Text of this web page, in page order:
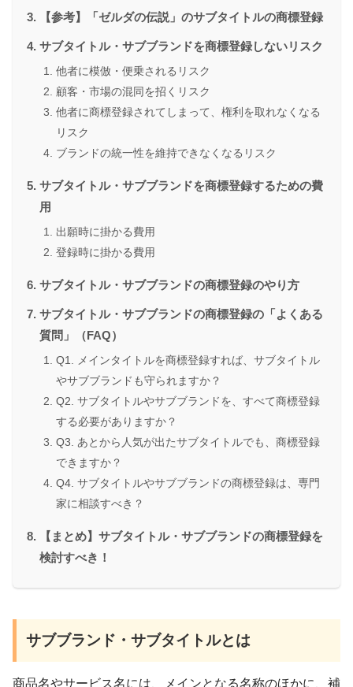
【参考】「ゼルダの伝説」のサブタイトルの商標登録
サブタイトル・サブブランドを商標登録しないリスク
他者に模倣・便乗されるリスク
顧客・市場の混同を招くリスク
他者に商標登録されてしまって、権利を取れなくなる
リスク
ブランドの統一性を維持できなくなるリスク
サブタイトル・サブブランドを商標登録するための費
用
出願時に掛かる費用
登録時に掛かる費用
サブタイトル・サブブランドの商標登録のやり方
サブタイトル・サブブランドの商標登録の「よくある
質問」（FAQ）
Q1. メインタイトルを商標登録すれば、サブタイトル
やサブブランドも守られますか？
Q2. サブタイトルやサブブランドを、すべて商標登録
する必要がありますか？
Q3. あとから人気が出たサブタイトルでも、商標登録
できますか？
Q4. サブタイトルやサブブランドの商標登録は、専門
家に相談すべき？
【まとめ】サブタイトル・サブブランドの商標登録を
検討すべき！
サブブランド・サブタイトルとは
商品名やサービス名には、メインとなる名称のほかに、補